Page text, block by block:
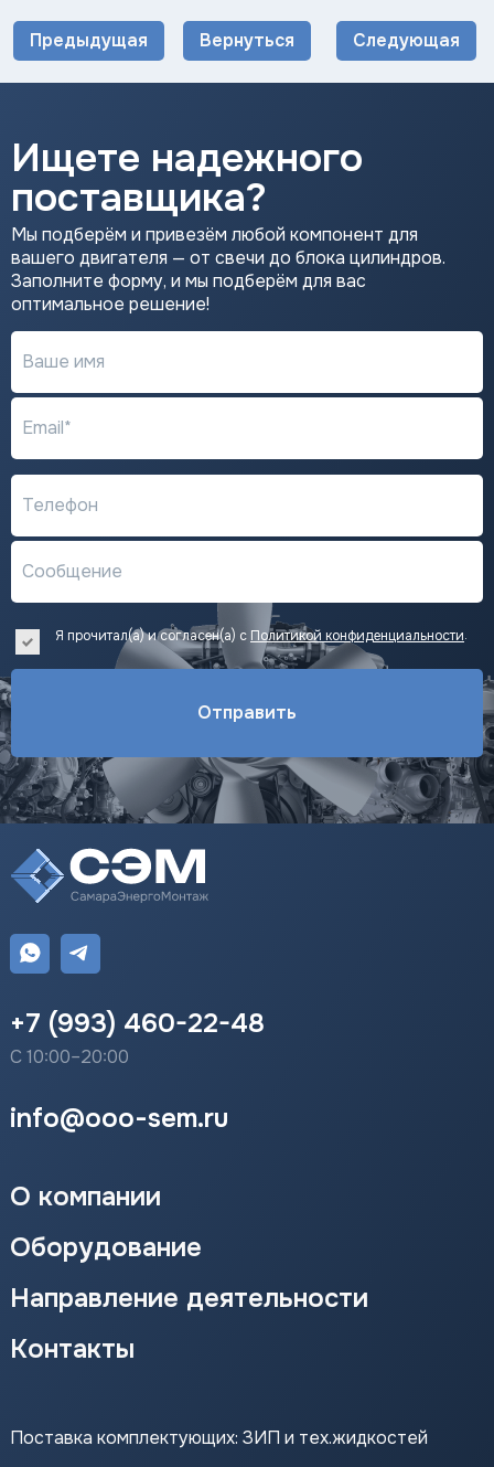
Предыдущая Вернуться Следующая
Ищете надежного
поставщика?
Мы подберём и привезём любой компонент для
вашего двигателя — от свечи до блока цилиндров.
Заполните форму, и мы подберём для вас
оптимальное решение!
Ваше имя
Email*
Телефон
Сообщение
Я прочитал(а) и согласен(а) с Политикой конфиденциальности.
Отправить
+7 (993) 460-22-48
С 10:00–20:00
info@ooo-sem.ru
О компании
Оборудование
Направление деятельности
Контакты
Поставка комплектующих: ЗИП и тех.жидкостей